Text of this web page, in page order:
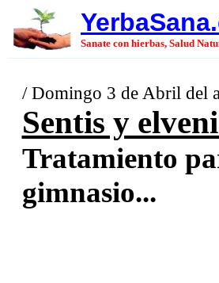
Sanate con hierbas, Salud
/ Domingo 3 de Abril del
Sentis y
Tratamiento
gimnasio...